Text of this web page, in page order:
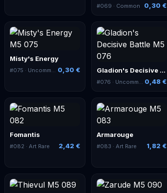
#069 · Common 0,30 €
Misty's Energy
#075 · Uncommon 0,30 € Gladion's Decisive Battle
#076 · Uncommon 0,48 €
Fomantis
#082 · Art Rare 2,42 €
Armarouge
#083 · Art Rare 1,82 €